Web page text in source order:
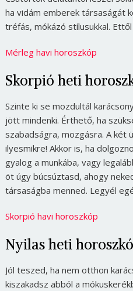
ha vidám emberek társaságát
tréfás, mókázó stílusukkal.
Mérleg havi horoszkóp
Skorpió heti
Szinte ki se mozdultál
jött mindenki. Érthető, ha
szabadságra, mozgásra. A két
ilyesmikre! Akkor is, ha
gyalog a munkába, vagy
öt úgy búcsúztasd, ahogy
társaságba menned. Legyél
Skorpió havi horoszkóp
Nyilas heti
Jól teszed, ha nem otthon
kiszakadsz abból a